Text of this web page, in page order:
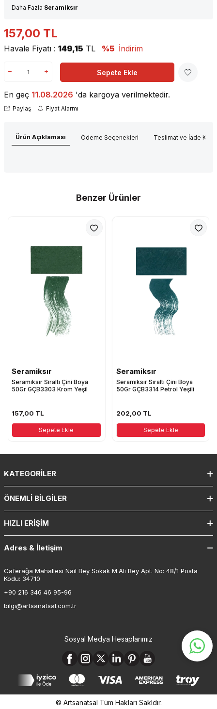
Daha Fazla Seramiksır
157,00 TL
Havale Fiyatı : 149,15 TL %5 İndirim
Sepete Ekle
En geç 11.08.2026 'da kargoya verilmektedir.
Paylaş Fiyat Alarmı
Ürün Açıklaması Ödeme Seçenekleri Teslimat ve İade
Benzer Ürünler
Seramiksır
Seramiksır Sıraltı Çini Boya
50Gr GÇB3303 Krom Yeşil
157,00 TL
Sepete Ekle
Seramiksır
Seramiksır Sıraltı Çini Boya
50Gr GÇB3314 Petrol Yeşili
202,00 TL
Sepete Ekle
KATEGORILER
ÖNEMLI BILGILER
HIZLI ERIŞIM
Adres & İletişim
Caferağa Mahallesi Nail Bey Sokak M.Ali Bey Apt. No: 48/1 Posta
Kodu: 34710
+90 216 346 46 95-96
bilgi@artsanatsal.com.tr
Sosyal Medya Hesaplarımız
© Artsanatsal Tüm Hakları Sakldır.